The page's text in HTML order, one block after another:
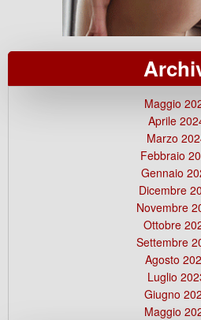
Maggio
Aprile
Marzo
Febbraio
Gennaio
Dicembre
Novembre
Ottobre
Settembre
Agosto
Luglio
Giugno
Maggio